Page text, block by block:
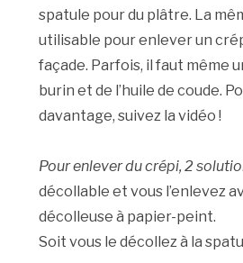
spatule pour du plâtre. La
utilisable pour enlever un
façade. Parfois, il faut même
burin et de l’huile de coude.
davantage, suivez la vidéo !
Pour enlever du crépi, 2
décollable et vous l’enlevez
décolleuse à papier-peint.
Soit vous le décollez à la